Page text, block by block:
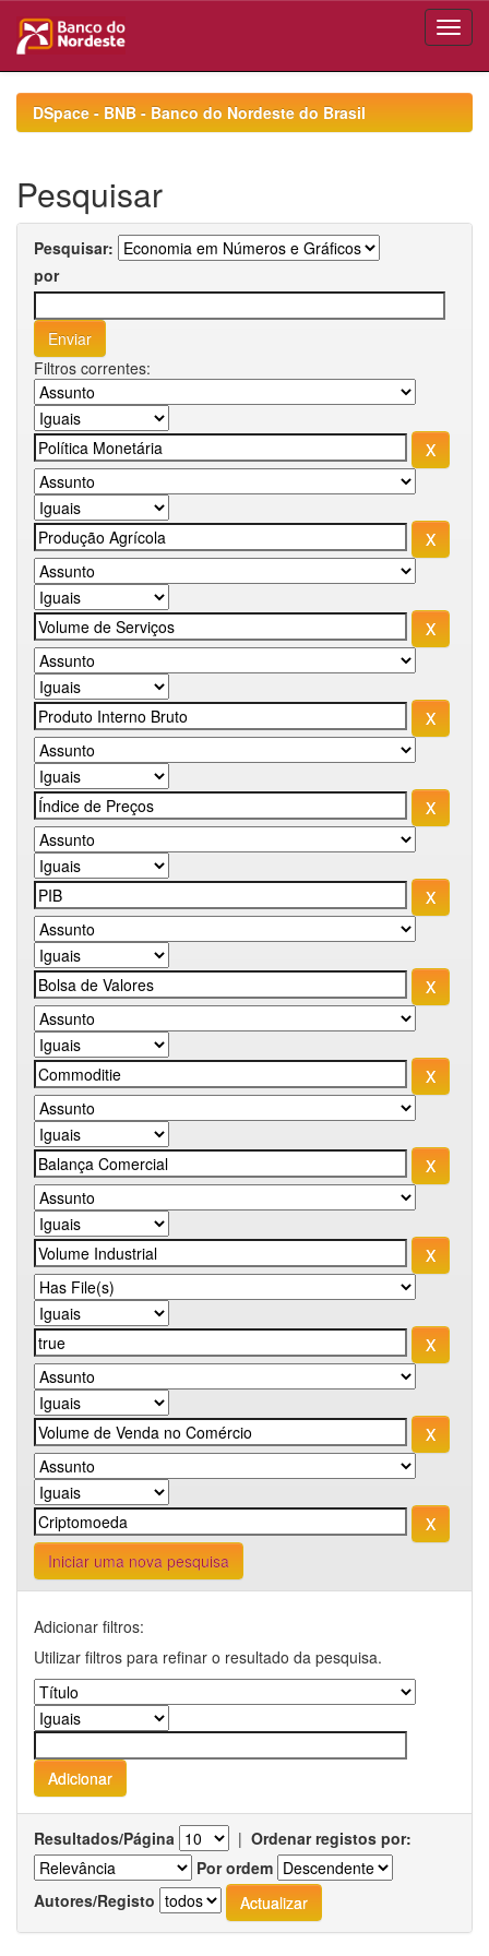
navigationDSpace - BNB - Banco do Nordeste do Brasil
Pesquisar
Pesquisar:
por
Filtros correntes:
Iniciar uma nova pesquisa
Adicionar filtros:
Utilizar filtros para refinar o resultado da pesquisa.
Resultados/Página | Ordenar registos por:
Por ordem
Autores/Registo